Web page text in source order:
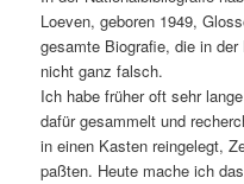
Loeven, geboren 1949,
gesamte Biografie, die in
nicht ganz falsch.
Ich habe früher oft sehr
dafür gesammelt und
in einen Kasten reingelegt,
paßten. Heute mache ich